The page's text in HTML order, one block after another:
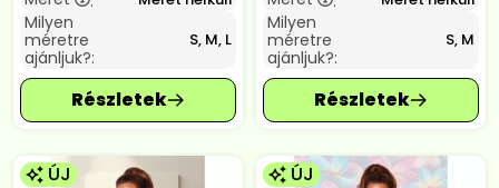
Milyen
méretre
ajánljuk?:
S, M, L
Milyen
méretre
ajánljuk?:
S, M
ÚJ ÚJ